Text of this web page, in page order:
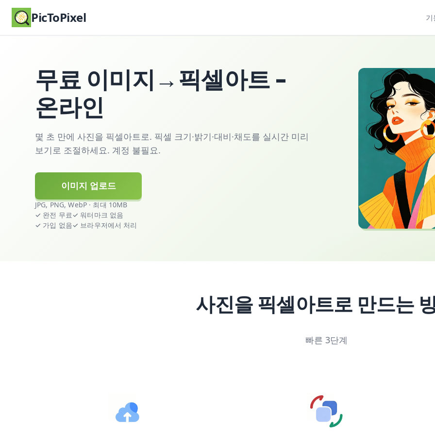
PicToPixel 기
무료 이미지→픽셀아트 —
온라인
몇 초 만에 사진을 픽셀아트로. 픽셀 크기·밝기·대비·채도를 실시간 미리
보기로 조절하세요. 계정 불필요.
이미지 업로드
JPG, PNG, WebP · 최대 10MB
✓ 완전 무료✓ 워터마크 없음
✓ 가입 없음✓ 브라우저에서 처리
사진을 픽셀아트로 만드는
빠른 3단계